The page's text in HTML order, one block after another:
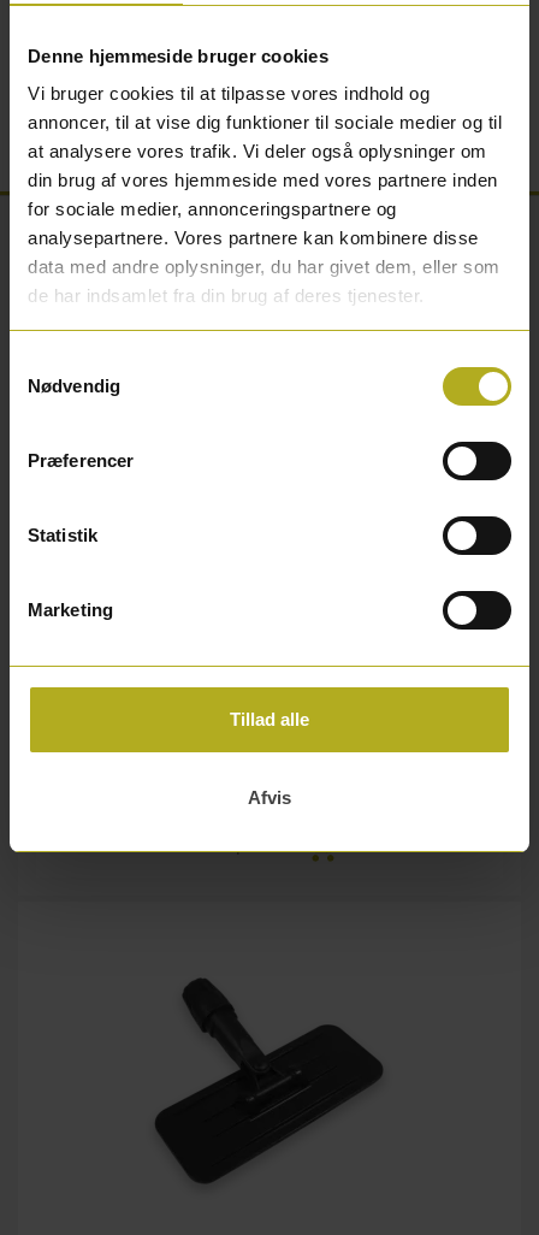
Denne hjemmeside bruger cookies
Vi bruger cookies til at tilpasse vores indhold og
annoncer, til at vise dig funktioner til sociale medier og til
at analysere vores trafik. Vi deler også oplysninger om
din brug af vores hjemmeside med vores partnere inden
for sociale medier, annonceringspartnere og
analysepartnere. Vores partnere kan kombinere disse
data med andre oplysninger, du har givet dem, eller som
de har indsamlet fra din brug af deres tjenester.
Nødvendig
Præferencer
Statistik
Marketing
Tillad alle
Afvis
gulvskrubber og gulvklud.
Emballage: 2,5 liter dunk
Trip trap polerpad uld beige